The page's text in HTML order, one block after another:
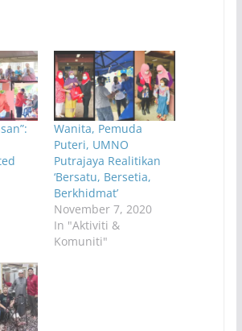
Wanita, Pemuda
Puteri, UMNO
Putrajaya Realitikan
‘Bersatu, Bersetia,
Berkhidmat’
November 7, 2020
In "Aktiviti &
Komuniti"